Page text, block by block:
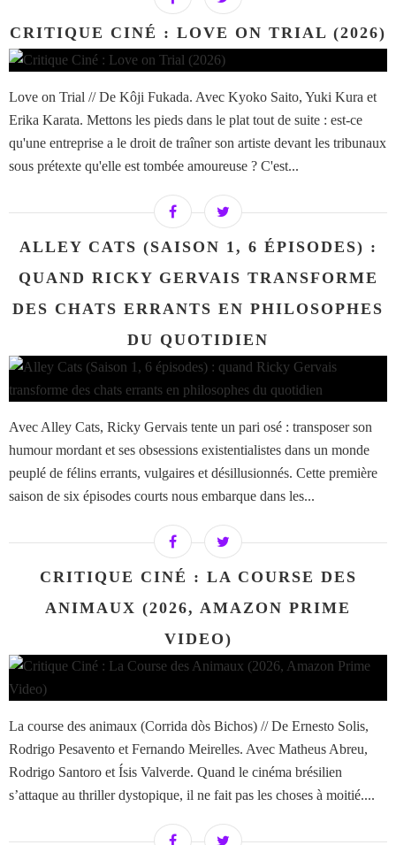
CRITIQUE CINÉ : LOVE ON TRIAL (2026)
Love on Trial // De Kôji Fukada. Avec Kyoko Saito, Yuki Kura et
Erika Karata. Mettons les pieds dans le plat tout de suite : est-ce
qu'une entreprise a le droit de traîner son artiste devant les tribunaux
sous prétexte qu'elle est tombée amoureuse ? C'est...
ALLEY CATS (SAISON 1, 6 ÉPISODES) :
QUAND RICKY GERVAIS TRANSFORME
DES CHATS ERRANTS EN PHILOSOPHES
DU QUOTIDIEN
Avec Alley Cats, Ricky Gervais tente un pari osé : transposer son
humour mordant et ses obsessions existentialistes dans un monde
peuplé de félins errants, vulgaires et désillusionnés. Cette première
saison de six épisodes courts nous embarque dans les...
CRITIQUE CINÉ : LA COURSE DES
ANIMAUX (2026, AMAZON PRIME
VIDEO)
La course des animaux (Corrida dòs Bichos) // De Ernesto Solis,
Rodrigo Pesavento et Fernando Meirelles. Avec Matheus Abreu,
Rodrigo Santoro et Ísis Valverde. Quand le cinéma brésilien
s’attaque au thriller dystopique, il ne fait pas les choses à moitié....